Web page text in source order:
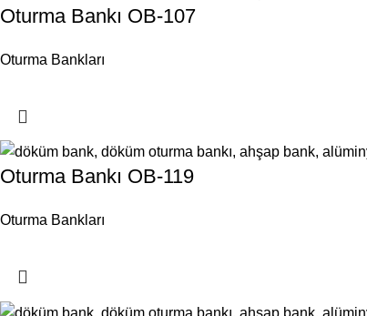
Oturma Bankı OB-107
Oturma Bankları
Oturma Bankı OB-119
Oturma Bankları